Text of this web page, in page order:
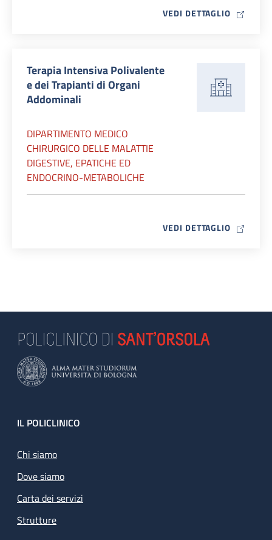
VEDI DETTAGLIO MAP ICON
Terapia Intensiva Polivalente
e dei Trapianti di Organi
Addominali
DIPARTIMENTO MEDICO
CHIRURGICO DELLE MALATTIE
DIGESTIVE, EPATICHE ED
ENDOCRINO-METABOLICHE
VEDI DETTAGLIO MAP ICON
Footer
IL POLICLINICO
Chi siamo
Dove siamo
Carta dei servizi
Strutture